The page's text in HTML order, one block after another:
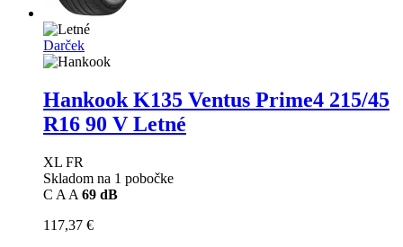
Darček
Hankook K135 Ventus Prime4 215/45
R16 90 V Letné
XL FR
Skladom na 1 pobočke
C A A 69 dB
117,37 €